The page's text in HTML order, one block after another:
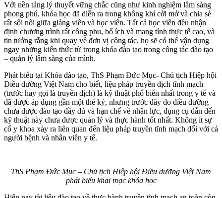
Với nền tảng lý thuyết vững chắc cũng như kinh nghiệm lâm sàng
phong phú, khóa học đã diễn ra trong không khí cởi mở và chia sẻ
rất sôi nổi giữa giảng viên và học viên. Tất cả học viên đều nhận
định chương trình rất công phu, bổ ích và mang tính thực tế cao, và
tin tưởng rằng khi quay về đơn vị công tác, họ sẽ có thể vận dụng
ngay những kiến thức từ trong khóa đào tạo trong công tác đào tạo
– quản lý lâm sàng của mình.
Phát biểu tại Khóa đào tạo, ThS Phạm Đức Mục- Chủ tịch Hiệp hội
Điều dưỡng Việt Nam cho biết, liệu pháp truyền dịch tĩnh mạch
(trước hay gọi là truyền dịch) là kỹ thuật phổ biến nhất trong y tế và
đã được áp dụng gần một thế kỷ, nhưng trước đây do điều dưỡng
chưa được đào tạo đầy đủ và hạn chế về nhân lực, dụng cụ dẫn đến
kỹ thuật này chưa được quản lý và thực hành tốt nhất. Không ít sự
cố y khoa xảy ra liên quan đến liệu pháp truyền tĩnh mạch đối với cả
người bệnh và nhân viên y tế.
ThS Phạm Đức Mục – Chủ tịch Hiệp hội Điều dưỡng Việt Nam
phát biểu khai mạc khóa học